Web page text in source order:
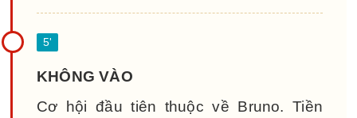
KHÔNG VÀO
Cơ hội đầu tiên thuộc về Bruno. Tiền